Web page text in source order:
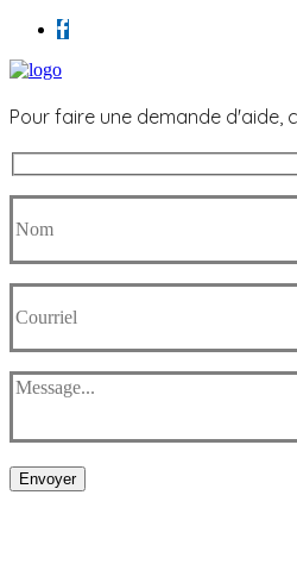
Pour faire une demande d'aide,
Envoyer